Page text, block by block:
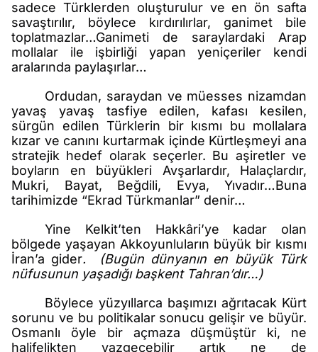
sadece Türklerden oluşturulur ve en ön safta
savaştırılır, böylece kırdırılırlar, ganimet bile
toplatmazlar…Ganimeti de saraylardaki Arap
mollalar ile işbirliği yapan yeniçeriler kendi
aralarında paylaşırlar…
Ordudan, saraydan ve müesses nizamdan
yavaş yavaş tasfiye edilen, kafası kesilen,
sürgün edilen Türklerin bir kısmı bu mollalara
kızar ve canını kurtarmak içinde Kürtleşmeyi ana
stratejik hedef olarak seçerler. Bu aşiretler ve
boyların en büyükleri Avşarlardır, Halaçlardır,
Mukri, Bayat, Beğdili, Evya, Yıvadır…Buna
tarihimizde “Ekrad Türkmanlar” denir…
Yine Kelkit’ten Hakkâri’ye kadar olan
bölgede yaşayan Akkoyunluların büyük bir kısmı
İran’a gider.
(Bugün dünyanın en büyük Türk
nüfusunun yaşadığı başkent Tahran’dır…)
Böylece yüzyıllarca başımızı ağrıtacak Kürt
sorunu ve bu politikalar sonucu gelişir ve büyür.
Osmanlı öyle bir açmaza düşmüştür ki, ne
halifelikten vazgeçebilir artık ne de